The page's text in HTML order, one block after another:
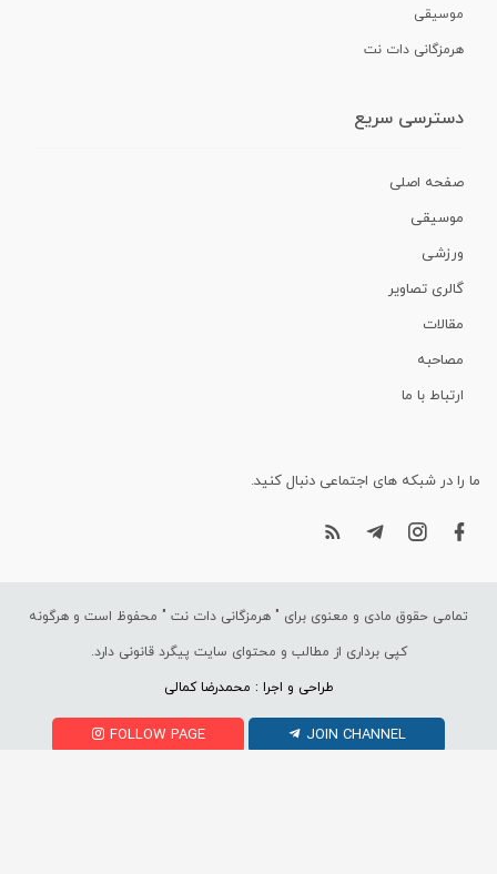
موسیقی
هرمزگانی دات نت
دسترسی سریع
صفحه اصلی
موسیقی
ورزشی
گالری تصاویر
مقالات
مصاحبه
ارتباط با ما
ما را در شبکه های اجتماعی دنبال کنید.
تمامی حقوق مادی و معنوی برای " هرمزگانی دات نت " محفوظ است و هرگونه
کپی برداری از مطالب و محتوای سایت پیگرد قانونی دارد.
طراحی و اجرا : محمدرضا کمالی
FOLLOW PAGE JOIN CHANNEL